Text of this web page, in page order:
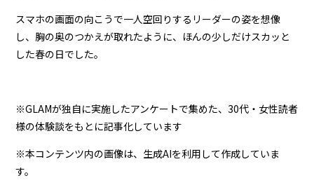
スマホの画面の向こうで一人空回りするリーダーの姿を想像
し、胸の奥のつかえが取れたように、ほんの少しだけスカッと
した春の日でした。
※GLAMが独自に実施したアンケートで集めた、30代・女性読者
様の体験談をもとに記事化しています
※本コンテンツ内の画像は、生成AIを利用して作成していま
す。